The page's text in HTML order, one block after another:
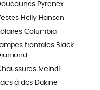
Pyrenex
Helly Hansen
Columbia
frontales Black
Meindl
à dos Dakine